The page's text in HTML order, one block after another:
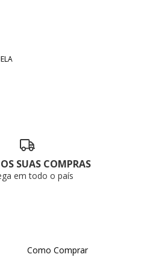
SUAS COMPRAS
em todo o país
Como Comprar